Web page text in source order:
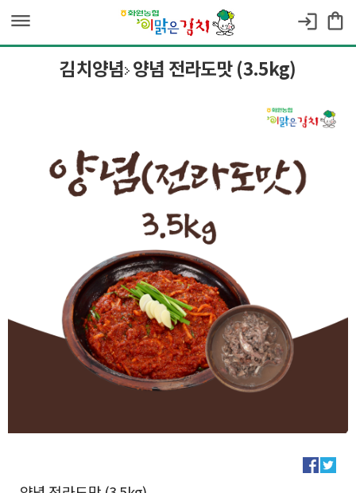
dehaze login shopping_bag
김치양념 양념 전라도맛 (3.5kg)